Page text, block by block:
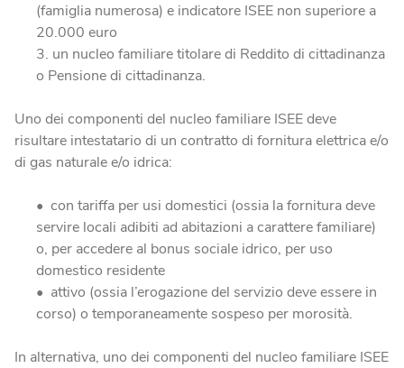
(famiglia numerosa) e indicatore ISEE non superiore a
20.000 euro
un nucleo familiare titolare di Reddito di cittadinanza
o Pensione di cittadinanza.
Uno dei componenti del nucleo familiare ISEE deve
risultare intestatario di un contratto di fornitura elettrica e/o
di gas naturale e/o idrica:
con tariffa per usi domestici (ossia la fornitura deve
servire locali adibiti ad abitazioni a carattere familiare)
o, per accedere al bonus sociale idrico, per uso
domestico residente
attivo (ossia l’erogazione del servizio deve essere in
corso) o temporaneamente sospeso per morosità.
In alternativa, uno dei componenti del nucleo familiare ISEE